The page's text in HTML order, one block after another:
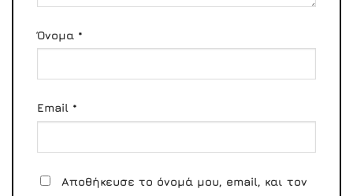
Όνομα *
Email *
Αποθήκευσε το όνομά μου, email, και τον